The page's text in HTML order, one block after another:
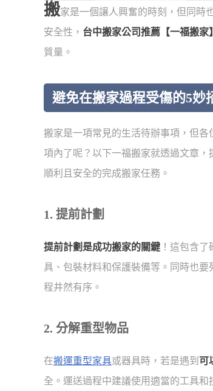
搬家是一個讓人興奮的時刻，但同時
安全性， 台中搬家公司推薦【一福搬家】
質量。
避免在搬家過程受傷的5妙
搬家是一項常見的生活待辦事項，但
項內了呢？以下一福搬家就透過文章，
順利且安全的完成搬家任務。
1. 提前計劃
提前計劃是成功搬家的關鍵 ！這包含了
具、包裝材料和保護裝備等。同時也
程井然有序。
2. 分解重型物品
在搬運重型家具或器具時，若是遇到 可
全。運送過程中建議使用適當的工具